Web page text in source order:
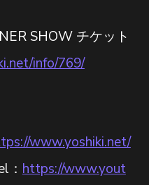
SHOW チケット
info/769/
www.yoshiki.net/
： https://www.yout